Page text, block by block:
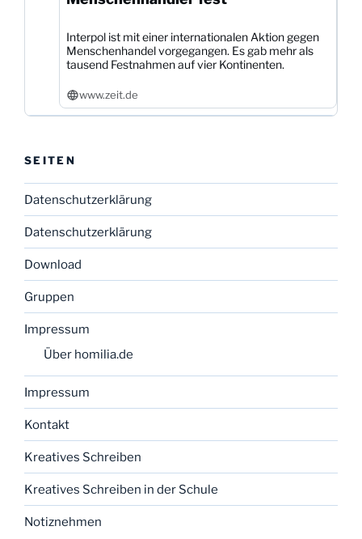
Interpol ist mit einer internationalen Aktion gegen
Menschenhandel vorgegangen. Es gab mehr als
tausend Festnahmen auf vier Kontinenten.
www.zeit.de
SEITEN
Datenschutzerklärung
Datenschutzerklärung
Download
Gruppen
Impressum
Über homilia.de
Impressum
Kontakt
Kreatives Schreiben
Kreatives Schreiben in der Schule
Notiznehmen